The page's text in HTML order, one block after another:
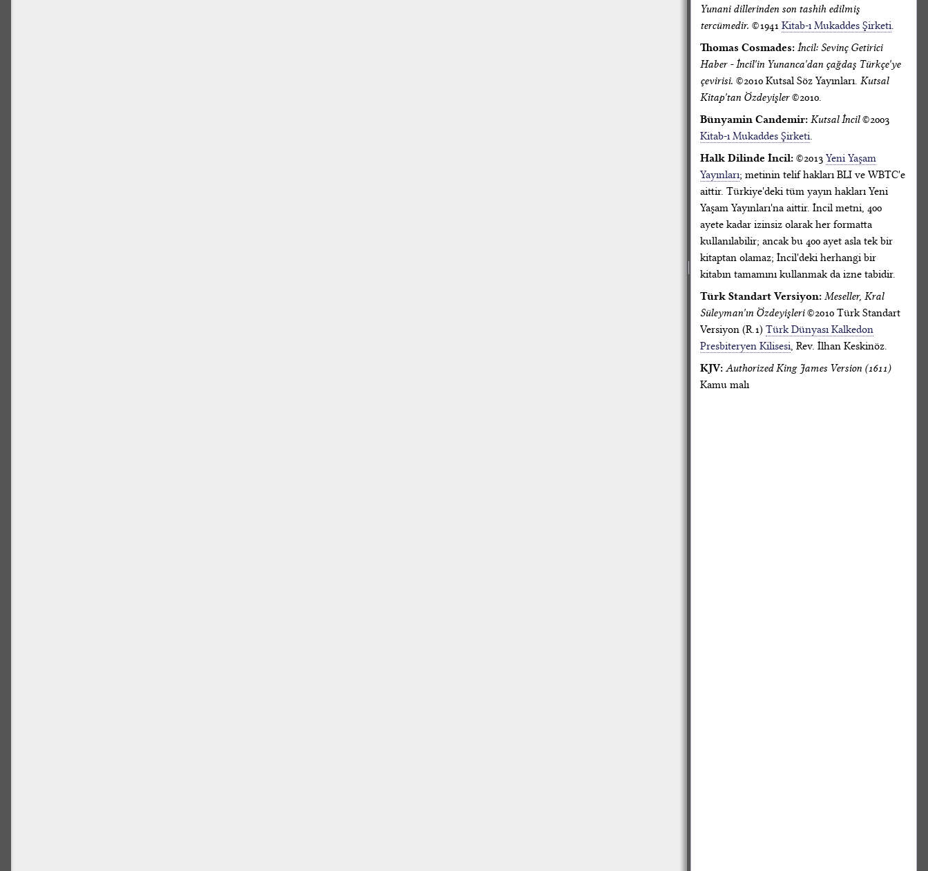
Yunani dillerinden son tashih edilmiş
tercümedir. ©1941 Kitab-ı Mukaddes Şirketi.
Thomas Cosmades: İncil: Sevinç Getirici
Haber - İncil'in Yunanca'dan çağdaş Türkçe'ye
çevirisi. ©2010 Kutsal Söz Yayınları. Kutsal
Kitap'tan Özdeyişler©2010.
Bünyamin Candemir: Kutsal İncil©2003
Kitab-ı Mukaddes Şirketi.
Halk Dilinde İncil: ©2013 Yeni Yaşam
Yayınları; metinin telif hakları BLI ve WBTC'e
aittir. Türkiye'deki tüm yayın hakları Yeni
Yaşam Yayınları'na aittir. İncil metni, 400
ayete kadar izinsiz olarak her formatta
kullanılabilir; ancak bu 400 ayet asla tek bir
kitaptan olamaz; İncil'deki herhangi bir
kitabın tamamını kullanmak da izne tabidir.
Türk Standart Versiyon: Meseller, Kral
Süleyman'ın Özdeyişleri©2010 Türk Standart
Versiyon (R.1) Türk Dünyası Kalkedon
Presbiteryen Kilisesi, Rev. İlhan Keskinöz.
KJV: Authorized King James Version (1611)
Kamu malı